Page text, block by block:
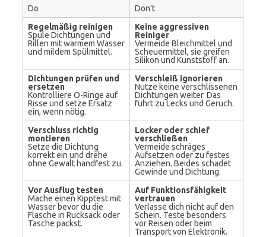
Do
Don’t
Regelmäßig reinigen
Spüle Dichtungen und
Rillen mit warmem Wasser
und mildem Spülmittel.
Keine aggressiven
Reiniger
Vermeide Bleichmittel und
Scheuermittel, sie greifen
Silikon und Kunststoff an.
Dichtungen prüfen und
ersetzen
Kontrolliere O-Ringe auf
Risse und setze Ersatz
ein, wenn nötig.
Verschleiß ignorieren
Nutze keine verschlissenen
Dichtungen weiter. Das
führt zu Lecks und Geruch.
Verschluss richtig
montieren
Setze die Dichtung
korrekt ein und drehe
ohne Gewalt handfest zu.
Locker oder schief
verschließen
Vermeide schräges
Aufsetzen oder zu festes
Anziehen. Beides schadet
Gewinde und Dichtung.
Vor Ausflug testen
Mache einen Kipptest mit
Wasser bevor du die
Flasche in Rucksack oder
Tasche packst.
Auf Funktionsfähigkeit
vertrauen
Verlasse dich nicht auf den
Schein. Teste besonders
vor Reisen oder beim
Transport von Elektronik.